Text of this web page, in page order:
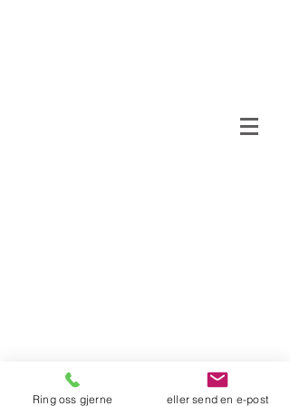
TIL FOTS AS / Tel. post@til-fots.no
/ Org nr
Ring oss gjerne eller send en e-post